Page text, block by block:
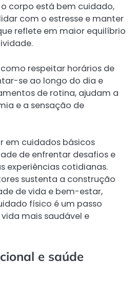
corpo está bem cuidado,
com o estresse e manter
reflete em maior equilíbrio
como respeitar horários de
se ao longo do dia e
de rotina, ajudam a
e a sensação de
em cuidados básicos
de enfrentar desafios e
experiências cotidianas.
sustenta a construção
de vida e bem-estar,
físico é um passo
mais saudável e
e saúde